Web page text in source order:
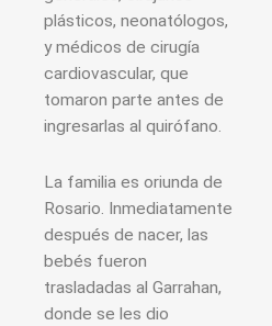
plásticos, neonatólogos,
y médicos de cirugía
cardiovascular, que
tomaron parte antes de
ingresarlas al quirófano.
La familia es oriunda de
Rosario. Inmediatamente
después de nacer, las
bebés fueron
trasladadas al Garrahan,
donde se les dio